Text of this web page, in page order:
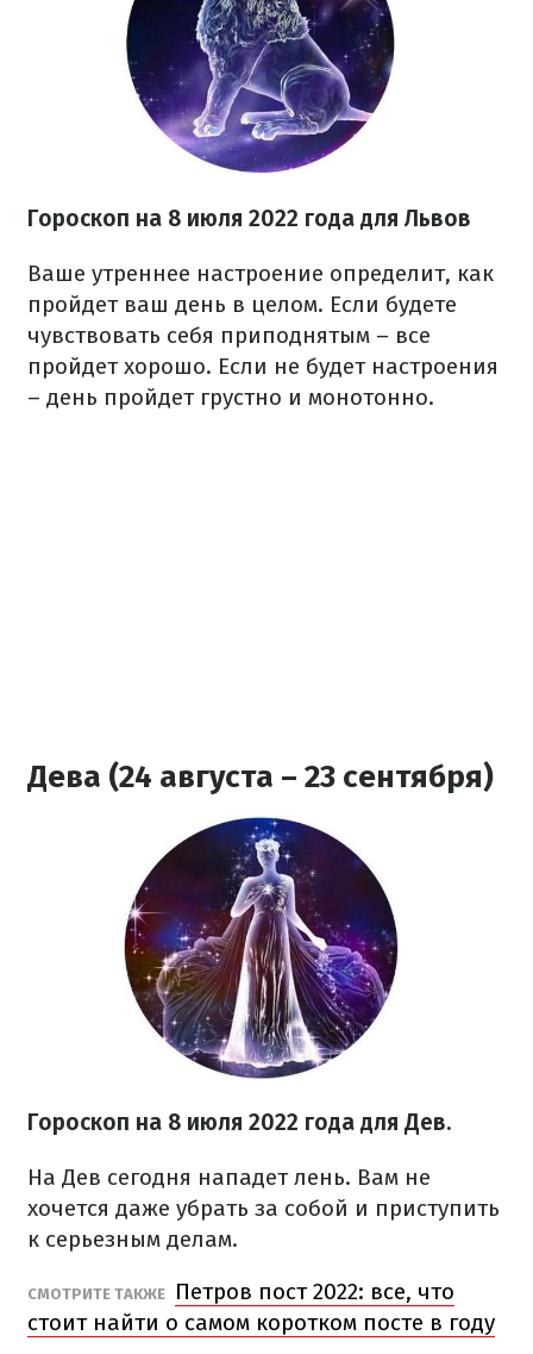
Гороскоп на 8 июля 2022 года для Львов
Ваше утреннее настроение определит, как
пройдет ваш день в целом. Если будете
чувствовать себя приподнятым – все
пройдет хорошо. Если не будет настроения
– день пройдет грустно и монотонно.
Дева (24 августа – 23 сентября)
Гороскоп на 8 июля 2022 года для Дев.
На Дев сегодня нападет лень. Вам не
хочется даже убрать за собой и приступить
к серьезным делам.
СМОТРИТЕ ТАКЖЕ
Петров пост 2022: все, что
стоит найти о самом коротком посте в году